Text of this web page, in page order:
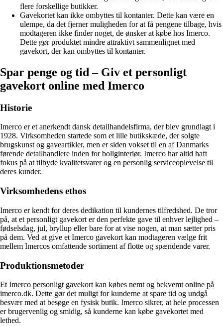
flere forskellige butikker.
Gavekortet kan ikke ombyttes til kontanter. Dette kan være en
ulempe, da det fjerner muligheden for at få pengene tilbage, hvis
modtageren ikke finder noget, de ønsker at købe hos Imerco.
Dette gør produktet mindre attraktivt sammenlignet med
gavekort, der kan ombyttes til kontanter.
Spar penge og tid – Giv et personligt
gavekort online med Imerco
Historie
Imerco er et anerkendt dansk detailhandelsfirma, der blev grundlagt i
1928. Virksomheden startede som et lille butikskæde, der solgte
brugskunst og gaveartikler, men er siden vokset til en af ​​Danmarks
førende detailhandlere inden for boliginteriør. Imerco har altid haft
fokus på at tilbyde kvalitetsvarer og en personlig serviceoplevelse til
deres kunder.
Virksomhedens ethos
Imerco er kendt for deres dedikation til kundernes tilfredshed. De tror
på, at et personligt gavekort er den perfekte gave til enhver lejlighed –
fødselsdag, jul, bryllup eller bare for at vise nogen, at man sætter pris
på dem. Ved at give et Imerco gavekort kan modtageren vælge frit
mellem Imercos omfattende sortiment af flotte og spændende varer.
Produktionsmetoder
Et Imerco personligt gavekort kan købes nemt og bekvemt online på
imerco.dk. Dette gør det muligt for kunderne at spare tid og undgå
besvær med at besøge en fysisk butik. Imerco sikrer, at hele processen
er brugervenlig og smidig, så kunderne kan købe gavekortet med
lethed.